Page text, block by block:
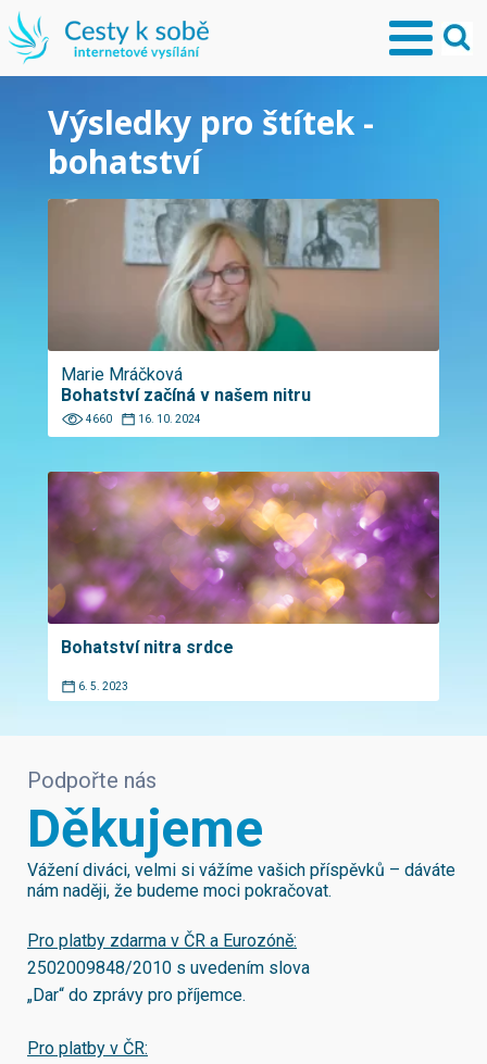
Výsledky pro štítek -
bohatství
Marie Mráčková
Bohatství začíná v našem nitru
4660 16. 10. 2024
Bohatství nitra srdce
6. 5. 2023
Podpořte nás
Děkujeme
Vážení diváci, velmi si vážíme vašich příspěvků – dáváte
nám naději, že budeme moci pokračovat.
Pro platby zdarma v ČR a Eurozóně:
2502009848/2010 s uvedením slova
„Dar“ do zprávy pro příjemce.
Pro platby v ČR: